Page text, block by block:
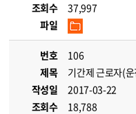
조회수
37,997
파일
번호
106
제목
기간제 근로자(
작성일
2017-03-22
조회수
18,788